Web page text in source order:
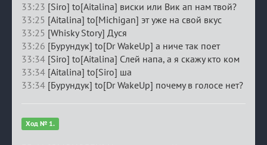
33:23 [Siro] to[Aitalina] виски или Вик ап нам твой?
33:25 [Aitalina] to[Michigan] эт уже на свой вкус
33:25 [Whisky Story] Дуся
33:26 [Бурундук] to[Dr WakeUp] а ниче так поет
33:34 [Siro] to[Aitalina] Слей напа, а я скажу кто ком
33:34 [Aitalina] to[Siro] ша
33:34 [Бурундук] to[Dr WakeUp] почему в голосе нет?
Ход № 1.